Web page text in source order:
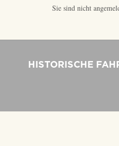
Sie sind nicht
HISTORISCHE